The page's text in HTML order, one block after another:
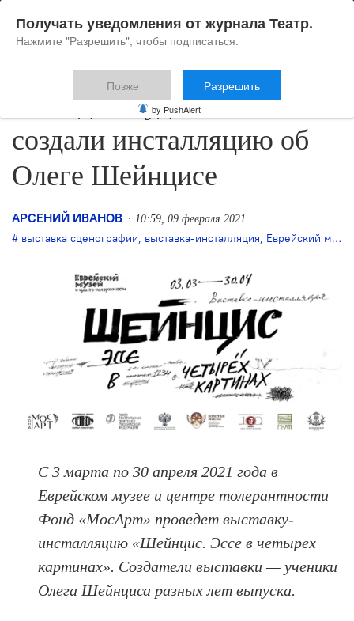
Молодые художники
создали инсталляцию об
Олеге Шейнцисе
АРСЕНИЙ ИВАНОВ 10:59, 09 февраля 2021
выставка сценографии, выставка-инсталляция, Еврейский музей и центр толерантности
С 3 марта по 30 апреля 2021 года в
Еврейском музее и центре толерантности
Фонд «МосАрт» проведет выставку-
инсталляцию «Шейнцис. Эссе в четырех
картинах». Создатели выставки — ученики
Олега Шейнциса разных лет выпуска.
Получать уведомления от журнала Театр.
Нажмите "Разрешить", чтобы подписаться.
Позже Разрешить
by PushAlert